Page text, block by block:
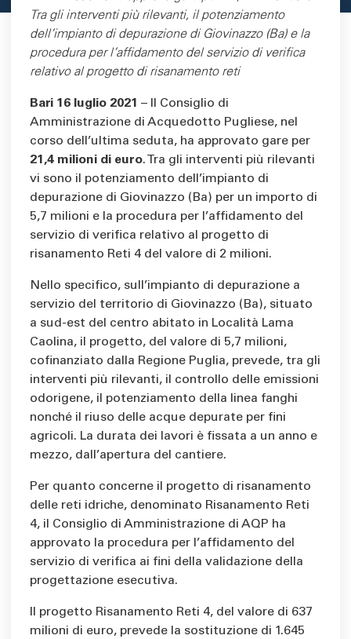
Tra gli interventi più rilevanti, il potenziamento
dell’impianto di depurazione di Giovinazzo (Ba) e la
procedura per l’affidamento del servizio di verifica
relativo al progetto di risanamento reti
Bari 16 luglio 2021 – Il Consiglio di
Amministrazione di Acquedotto Pugliese, nel
corso dell’ultima seduta, ha approvato gare per
21,4 milioni di euro. Tra gli interventi più rilevanti
vi sono il potenziamento dell’impianto di
depurazione di Giovinazzo (Ba) per un importo di
5,7 milioni e la procedura per l’affidamento del
servizio di verifica relativo al progetto di
risanamento Reti 4 del valore di 2 milioni.
Nello specifico, sull’impianto di depurazione a
servizio del territorio di Giovinazzo (Ba), situato
a sud-est del centro abitato in Località Lama
Caolina, il progetto, del valore di 5,7 milioni,
cofinanziato dalla Regione Puglia, prevede, tra gli
interventi più rilevanti, il controllo delle emissioni
odorigene, il potenziamento della linea fanghi
nonché il riuso delle acque depurate per fini
agricoli. La durata dei lavori è fissata a un anno e
mezzo, dall’apertura del cantiere.
Per quanto concerne il progetto di risanamento
delle reti idriche, denominato Risanamento Reti
4, il Consiglio di Amministrazione di AQP ha
approvato la procedura per l’affidamento del
servizio di verifica ai fini della validazione della
progettazione esecutiva.
Il progetto Risanamento Reti 4, del valore di 637
milioni di euro, prevede la sostituzione di 1.645